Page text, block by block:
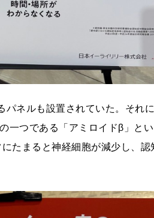
ネルも設置されていた。それ
一つである「アミロイドβ」と
たまると神経細胞が減少し、認